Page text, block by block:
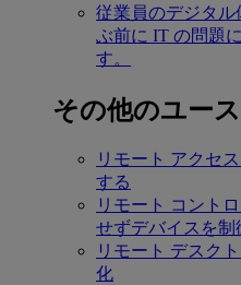
従業員のデジタル
ぶ前に IT の問題
す。
その他のユー
リモート アクセス
する
リモート コント
せずデバイスを制
リモート デスク
化